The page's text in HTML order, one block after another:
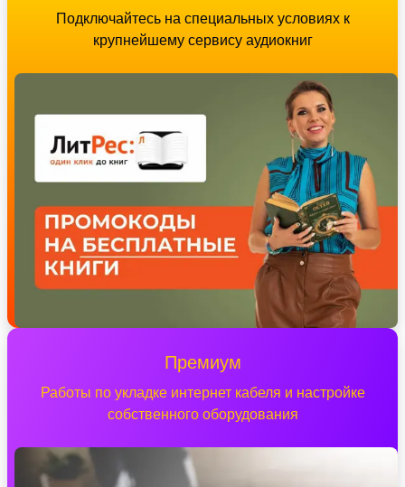
Подключайтесь на специальных условиях к
крупнейшему сервису аудиокниг
Премиум
Работы по укладке интернет кабеля и настройке
собственного оборудования